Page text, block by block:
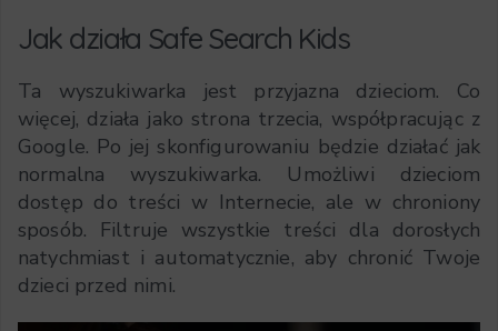
Jak działa Safe Search Kids
Ta wyszukiwarka jest przyjazna dzieciom. Co
więcej, działa jako strona trzecia, współpracując z
Google. Po jej skonfigurowaniu będzie działać jak
normalna wyszukiwarka. Umożliwi dzieciom
dostęp do treści w Internecie, ale w chroniony
sposób. Filtruje wszystkie treści dla dorosłych
natychmiast i automatycznie, aby chronić Twoje
dzieci przed nimi.